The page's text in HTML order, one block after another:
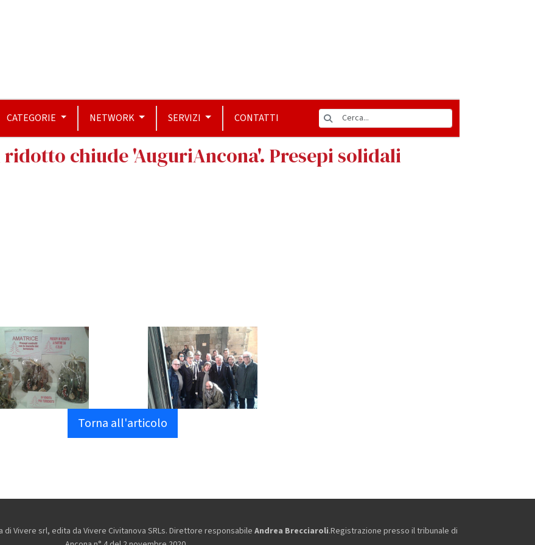
CATEGORIE NETWORK SERVIZI CONTATTI
chiude 'AuguriAncona'. Presepi solidali
Torna all'articolo
di Vivere srl, edita da Vivere Civitanova SRLs. Direttore responsabile Andrea Brecciaroli.Registrazione presso il tribunale di